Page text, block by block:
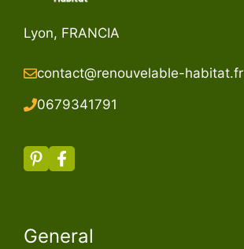
Lyon, FRANCIA
contact@renouvelable-habitat.fr
0679341791
General